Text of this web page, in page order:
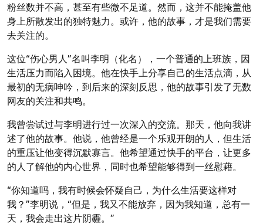
粉丝数并不高，甚至有些微不足道。然而，这并不能掩盖他
身上所散发出的独特魅力。或许，他的故事，才是我们需要
去关注的。
这位“伤心男人”名叫李明（化名），一个普通的上班族，因
生活压力而陷入困境。他在快手上分享自己的生活点滴，从
最初的无病呻吟，到后来的深刻反思，他的故事引发了无数
网友的关注和共鸣。
我曾尝试过与李明进行过一次深入的交流。那天，他向我讲
述了他的故事。他说，他曾经是一个乐观开朗的人，但生活
的重压让他变得沉默寡言。他希望通过快手的平台，让更多
的人了解他的内心世界，同时也希望能够得到一丝慰藉。
“你知道吗，我有时候会怀疑自己，为什么生活要这样对
我？”李明说，“但是，我又不能放弃，因为我知道，总有一
天，我会走出这片阴霾。”